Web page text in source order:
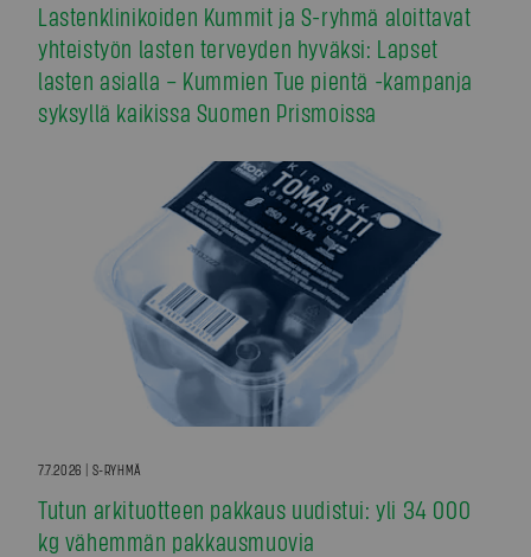
Lastenklinikoiden Kummit ja S-ryhmä aloittavat
yhteistyön lasten terveyden hyväksi: Lapset
lasten asialla – Kummien Tue pientä -kampanja
syksyllä kaikissa Suomen Prismoissa
7.7.2026 | S-RYHMÄ
Tutun arkituotteen pakkaus uudistui: yli 34 000
kg vähemmän pakkausmuovia